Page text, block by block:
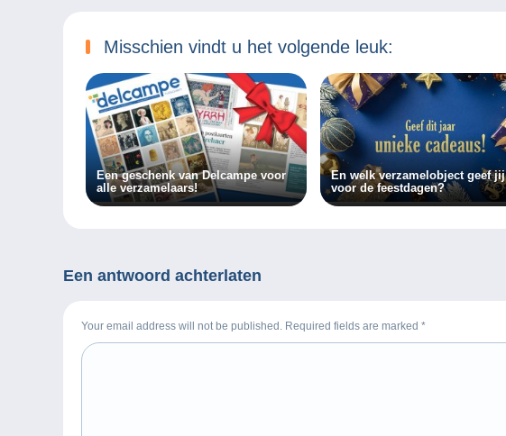
Misschien vindt u het volgende leuk:
Een geschenk van Delcampe voor
alle verzamelaars!
En welk verzamelobject geef jij
voor de feestdagen?
Een antwoord achterlaten
Your email address will not be published. Required fields are marked *